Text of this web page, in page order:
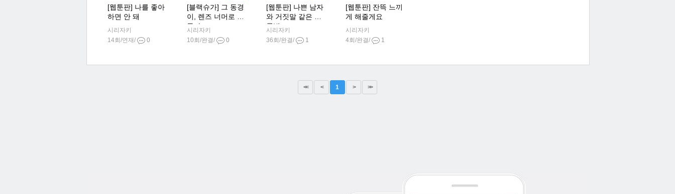
[웹툰판] 나를 좋아
하면 안 돼
시리자키
14회/연재/
0
[블랙슈가] 그 동경
이, 렌즈 너머로 물
들다
시리자키
10회/완결/
0
[웹툰판] 나쁜 남자
와 거짓말 같은 하
룻밤
시리자키
36회/완결/
1
[웹툰판] 잔뜩 느끼
게 해줄게요
시리자키
4회/완결/
1
<< < 1 > >>